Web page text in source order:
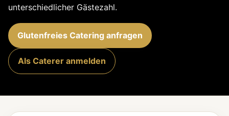
unterschiedlicher Gästezahl.
Glutenfreies Catering anfragen
Als Caterer anmelden